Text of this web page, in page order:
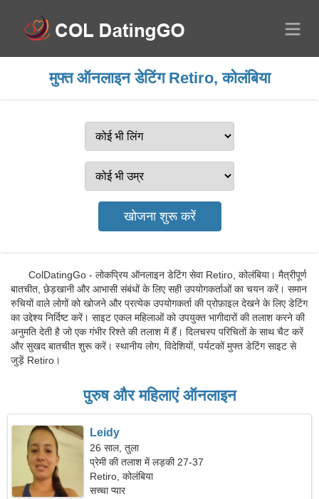
मुफ्त ऑनलाइन डेटिंग Retiro, कोलंबिया
ColDatingGo - लोकप्रिय ऑनलाइन डेटिंग सेवा Retiro, कोलंबिया। मैत्रीपूर्ण
बातचीत, छेड़खानी और आभासी संबंधों के लिए सही उपयोगकर्ताओं का चयन करें। समान
रुचियों वाले लोगों को खोजने और प्रत्येक उपयोगकर्ता की प्रोफ़ाइल देखने के लिए डेटिंग
का उद्देश्य निर्दिष्ट करें। साइट एकल महिलाओं को उपयुक्त भागीदारों की तलाश करने की
अनुमति देती है जो एक गंभीर रिश्ते की तलाश में हैं। दिलचस्प परिचितों के साथ चैट करें
और सुखद बातचीत शुरू करें। स्थानीय लोग, विदेशियों, पर्यटकों मुफ्त डेटिंग साइट से
जुड़ें Retiro।
पुरुष और महिलाएं ऑनलाइन
Leidy
26 साल, तुला
प्रेमी की तलाश में लड़की 27-37
Retiro, कोलंबिया
सच्चा प्यार